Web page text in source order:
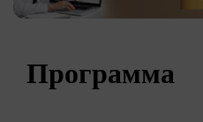
Программа